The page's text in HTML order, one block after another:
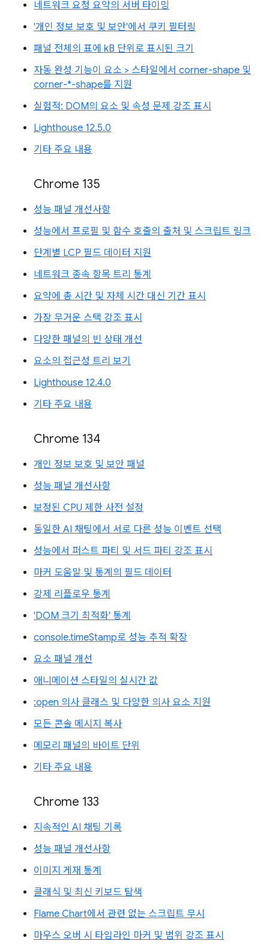
네트워크 요청 요약의 서버 타이밍
'개인 정보 보호 및 보안'에서 쿠키 필터링
패널 전체의 표에 kB 단위로 표시된 크기
자동 완성 기능이 요소 > 스타일에서 corner-shape 및
corner-*-shape를 지원
실험적: DOM의 요소 및 속성 문제 강조 표시
Lighthouse 12.5.0
기타 주요 내용
Chrome 135
성능 패널 개선사항
성능에서 프로필 및 함수 호출의 출처 및 스크립트 링크
단계별 LCP 필드 데이터 지원
네트워크 종속 항목 트리 통계
요약에 총 시간 및 자체 시간 대신 기간 표시
가장 무거운 스택 강조 표시
다양한 패널의 빈 상태 개선
요소의 접근성 트리 보기
Lighthouse 12.4.0
기타 주요 내용
Chrome 134
개인 정보 보호 및 보안 패널
성능 패널 개선사항
보정된 CPU 제한 사전 설정
동일한 AI 채팅에서 서로 다른 성능 이벤트 선택
성능에서 퍼스트 파티 및 서드 파티 강조 표시
마커 도움말 및 통계의 필드 데이터
강제 리플로우 통계
'DOM 크기 최적화' 통계
console.timeStamp로 성능 추적 확장
요소 패널 개선
애니메이션 스타일의 실시간 값
:open 의사 클래스 및 다양한 의사 요소 지원
모든 콘솔 메시지 복사
메모리 패널의 바이트 단위
기타 주요 내용
Chrome 133
지속적인 AI 채팅 기록
성능 패널 개선사항
이미지 게재 통계
클래식 및 최신 키보드 탐색
Flame Chart에서 관련 없는 스크립트 무시
마우스 오버 시 타임라인 마커 및 범위 강조 표시